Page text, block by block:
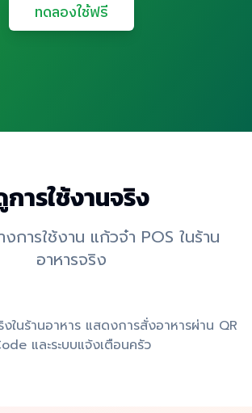
ทดลองใช้ฟรี
ารใช้งานจริง
การใช้งาน แก้วจ๋า POS ในร้าน
อาหารจริง
งในร้านอาหาร แสดงการสั่งอาหารผ่าน QR
และระบบแจ้งเตือนครัว